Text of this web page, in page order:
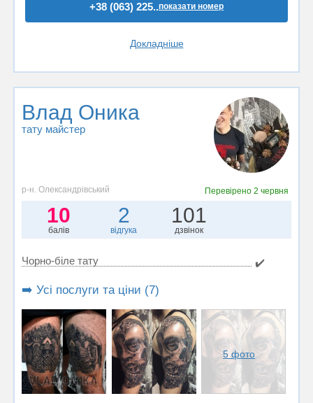
+38 (063) 225..показати номер
Докладніше
Влад Оника
тату майстер
р-н. Олександрівський Перевірено 2 червня
10
балів
2
відгука
101
дзвінок
Чорно-біле тату ✔️
➡️ Усі послуги та ціни (7)
5 фото